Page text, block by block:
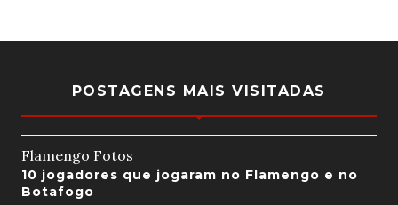
POSTAGENS MAIS VISITADAS
Flamengo Fotos
10 jogadores que jogaram no Flamengo e no
Botafogo